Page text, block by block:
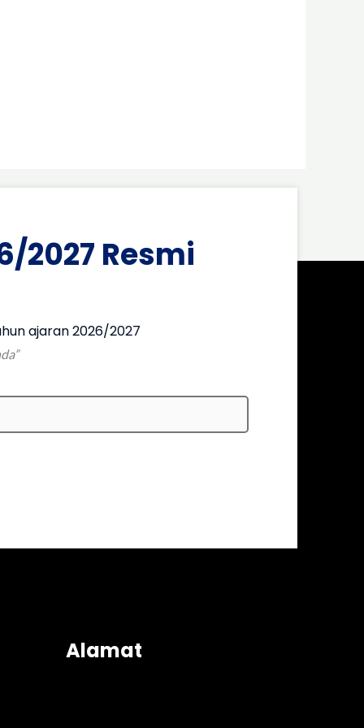
2027 Resmi
ajaran 2026/2027
Alamat